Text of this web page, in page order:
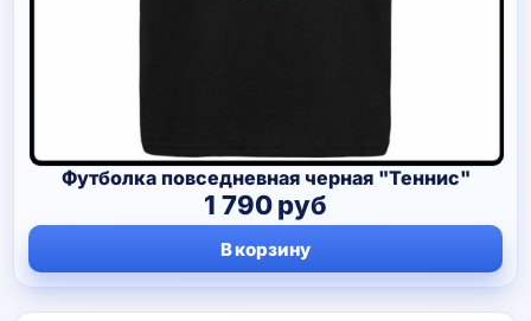
Футболка повседневная черная "Теннис"
1 790руб
В корзину